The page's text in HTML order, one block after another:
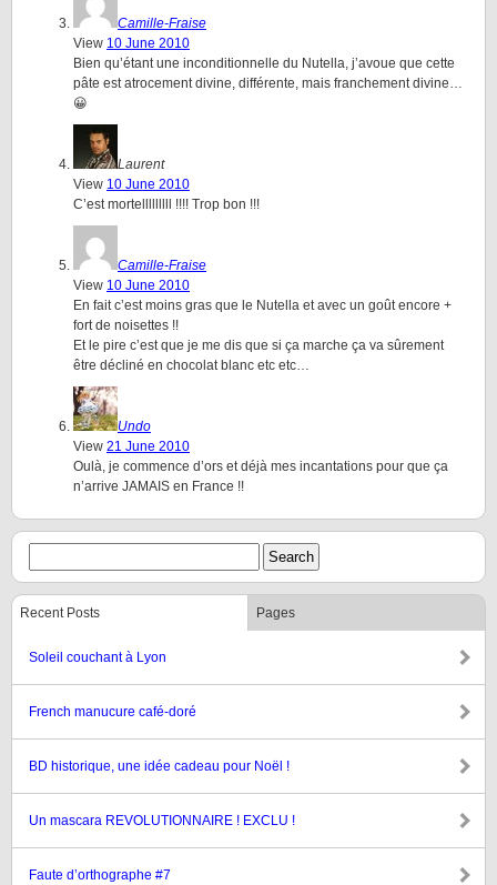
Camille-Fraise
View 10 June 2010
Bien qu’étant une inconditionnelle du Nutella, j’avoue que cette
pâte est atrocement divine, différente, mais franchement divine…
😀
Laurent
View 10 June 2010
C’est mortelllllllll !!!! Trop bon !!!
Camille-Fraise
View 10 June 2010
En fait c’est moins gras que le Nutella et avec un goût encore +
fort de noisettes !!
Et le pire c’est que je me dis que si ça marche ça va sûrement
être décliné en chocolat blanc etc etc…
Undo
View 21 June 2010
Oulà, je commence d’ors et déjà mes incantations pour que ça
n’arrive JAMAIS en France !!
Recent Posts Pages
Soleil couchant à Lyon
French manucure café-doré
BD historique, une idée cadeau pour Noël !
Un mascara REVOLUTIONNAIRE ! EXCLU !
Faute d’orthographe #7